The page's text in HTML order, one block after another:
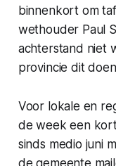
binnenkort om
wethouder Paul
achterstand niet
provincie dit
Voor lokale en
de week een
sinds medio juni